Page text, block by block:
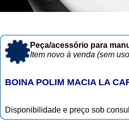
Peça/acessório para
Item novo à venda (sem
BOINA POLIM MACIA LA
Disponibilidade e preço sob